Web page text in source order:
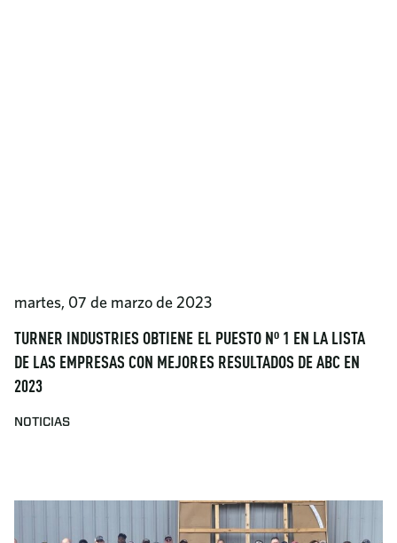
martes, 07 de marzo de 2023
TURNER INDUSTRIES OBTIENE EL PUESTO Nº 1 EN LA LISTA
DE LAS EMPRESAS CON MEJORES RESULTADOS DE ABC EN
2023
NOTICIAS